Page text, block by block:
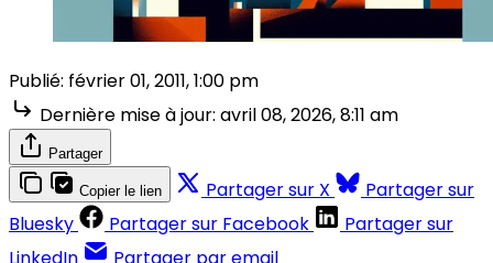
Publié: février 01, 2011, 1:00 pm
Dernière mise à jour: avril 08, 2026, 8:11 am
Partager
Copier le lien Partager sur X
Partager sur
Bluesky
Partager sur Facebook
Partager sur
LinkedIn
Partager par email